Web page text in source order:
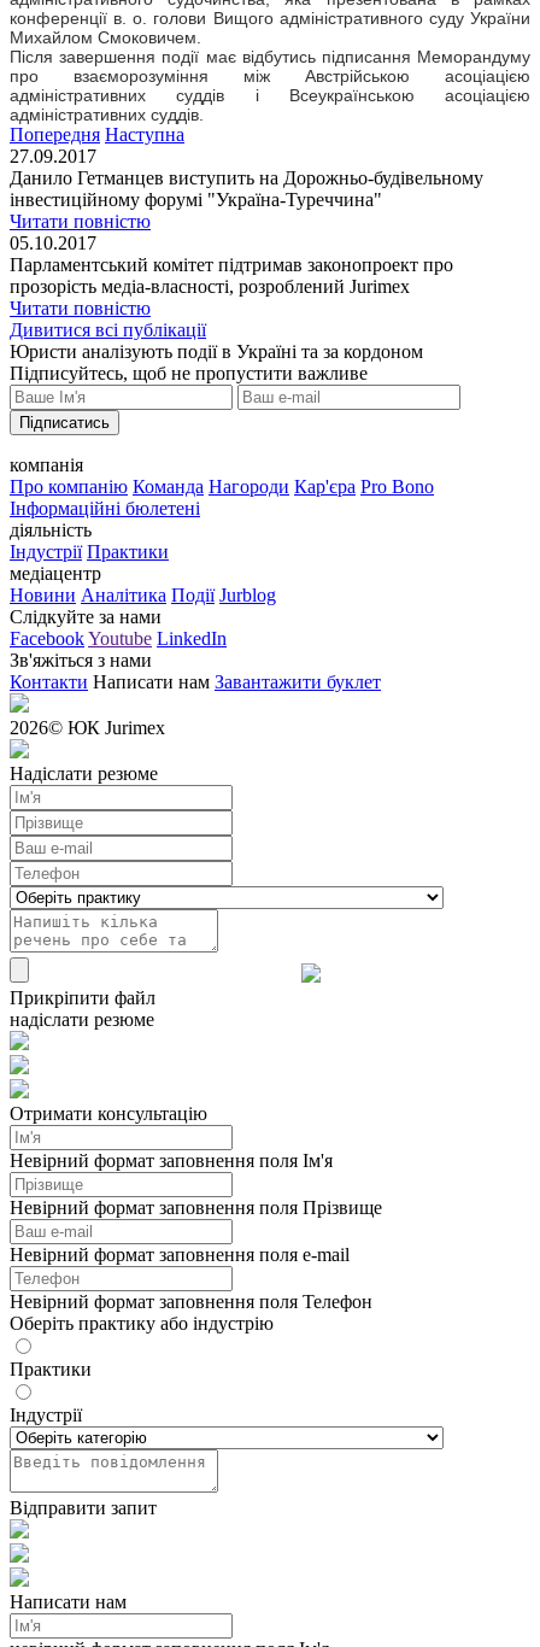
конференції в. о. голови Вищого адміністративного суду України
Михайлом Смоковичем.
Після завершення події має відбутись підписання Меморандуму
про взаєморозуміння між Австрійською асоціацією
адміністративних суддів і Всеукраїнською асоціацією
адміністративних суддів.
Попередня Наступна
27.09.2017
Данило Гетманцев виступить на Дорожньо-будівельному
інвестиційному форумі "Україна-Туреччина"
Читати повністю
05.10.2017
Парламентський комітет підтримав законопроект про
прозорість медіа-власності, розроблений Jurimex
Читати повністю
Дивитися всі публікації
Юристи аналізують події в Україні та за кордоном
Підписуйтесь, щоб не пропустити важливе
Підписатись
компанія
Про компанію Команда Нагороди Кар'єра Pro Bono
Інформаційні бюлетені
діяльність
Індустрії Практики
медіацентр
Новини Аналітика Події Jurblog
Слідкуйте за нами
FacebookYoutube LinkedIn
Зв'яжіться з нами
Контакти Написати нам Завантажити буклет
2026© ЮК Jurimex
Надіслати резюме
Прикріпити файл
надіслати резюме
Отримати консультацію
Невірний формат заповнення поля Ім'я
Невірний формат заповнення поля Прізвище
Невірний формат заповнення поля e-mail
Невірний формат заповнення поля Телефон
Оберіть практику або індустрію
Практики
Індустрії
Відправити запит
Написати нам